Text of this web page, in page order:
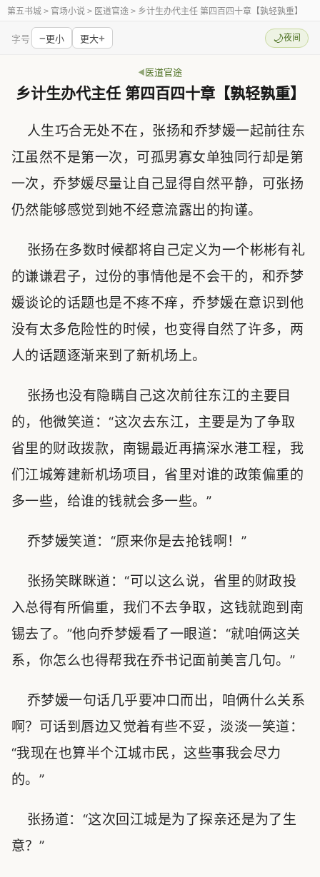
第五书城 > 官场小说 > 医道官途 > 乡计生办代主任 第四百四十章【孰轻孰重】
字号 −更小 更大+ 🌙夜间
医道官途
乡计生办代主任 第四百四十章【孰轻孰重】
人生巧合无处不在，张扬和乔梦媛一起前往东
江虽然不是第一次，可孤男寡女单独同行却是第
一次，乔梦媛尽量让自己显得自然平静，可张扬
仍然能够感觉到她不经意流露出的拘谨。
张扬在多数时候都将自己定义为一个彬彬有礼
的谦谦君子，过份的事情他是不会干的，和乔梦
媛谈论的话题也是不疼不痒，乔梦媛在意识到他
没有太多危险性的时候，也变得自然了许多，两
人的话题逐渐来到了新机场上。
张扬也没有隐瞒自己这次前往东江的主要目
的，他微笑道：“这次去东江，主要是为了争取
省里的财政拨款，南锡最近再搞深水港工程，我
们江城筹建新机场项目，省里对谁的政策偏重的
多一些，给谁的钱就会多一些。”
乔梦媛笑道：“原来你是去抢钱啊！”
张扬笑眯眯道：“可以这么说，省里的财政投
入总得有所偏重，我们不去争取，这钱就跑到南
锡去了。”他向乔梦媛看了一眼道：“就咱俩这关
系，你怎么也得帮我在乔书记面前美言几句。”
乔梦媛一句话几乎要冲口而出，咱俩什么关系
啊？可话到唇边又觉着有些不妥，淡淡一笑道：
“我现在也算半个江城市民，这些事我会尽力
的。”
张扬道：“这次回江城是为了探亲还是为了生
意？”